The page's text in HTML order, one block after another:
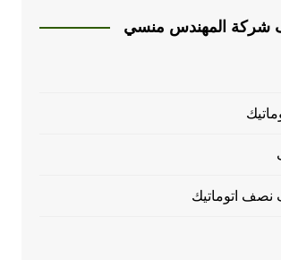
شركة المهندس منسي
نصف اتوماتيك